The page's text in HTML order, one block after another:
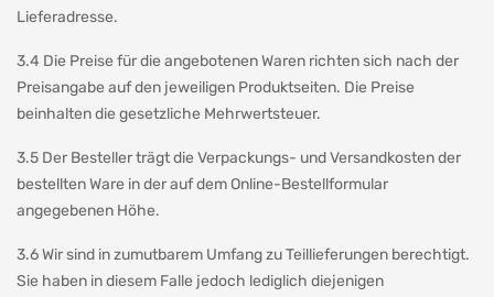
Lieferadresse.
3.4 Die Preise für die angebotenen Waren richten sich nach der
Preisangabe auf den jeweiligen Produktseiten. Die Preise
beinhalten die gesetzliche Mehrwertsteuer.
3.5 Der Besteller trägt die Verpackungs- und Versandkosten der
bestellten Ware in der auf dem Online-Bestellformular
angegebenen Höhe.
3.6 Wir sind in zumutbarem Umfang zu Teillieferungen berechtigt.
Sie haben in diesem Falle jedoch lediglich diejenigen